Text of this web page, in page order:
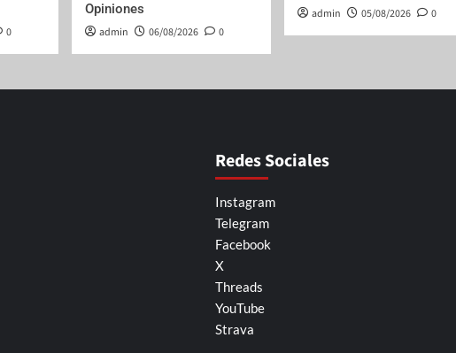
0
Opiniones
admin 06/08/2026 0
admin 05/08/2026 0
Redes Sociales
Instagram
Telegram
Facebook
X
Threads
YouTube
Strava